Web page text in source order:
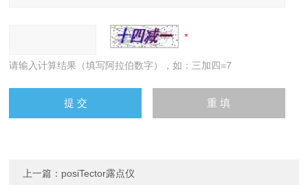
请输入计算结果（填写阿拉伯数字），如：三加四=7
上一篇： posiTector露点仪